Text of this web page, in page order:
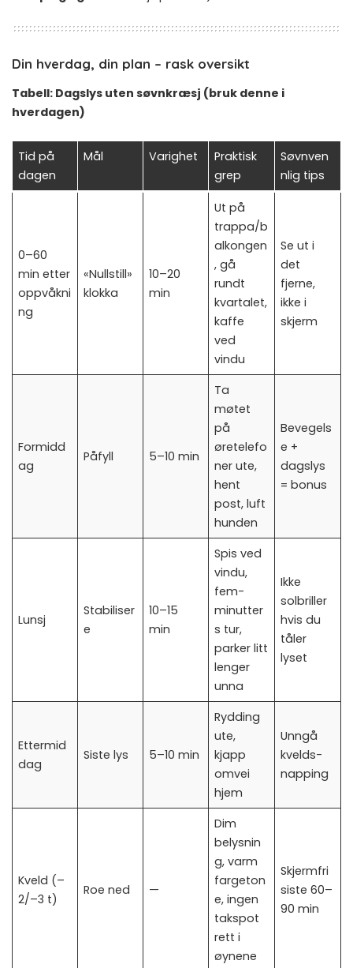
Din hverdag, din plan – rask oversikt
Tabell: Dagslys uten søvnkræsj (bruk denne i
hverdagen)
Tid på
dagen
Mål Varighet
Praktisk
grep
Søvnven
nlig tips
0–60
min etter
oppvåkni
ng
«Nullstill»
klokka
10–20
min
Ut på
trappa/b
alkongen
, gå
rundt
kvartalet,
kaffe
ved
vindu
Se ut i
det
fjerne,
ikke i
skjerm
Formidd
ag
Påfyll 5–10 min
Ta
møtet
på
øretelefo
ner ute,
hent
post, luft
hunden
Bevegels
e +
dagslys
= bonus
Lunsj
Stabiliser
e
10–15
min
Spis ved
vindu,
fem-
minutter
s tur,
parker litt
lenger
unna
Ikke
solbriller
hvis du
tåler
lyset
Ettermid
dag
Siste lys 5–10 min
Rydding
ute,
kjapp
omvei
hjem
Unngå
kvelds-
napping
Kveld (–
2/–3 t)
Roe ned —
Dim
belysnin
g, varm
fargeton
e, ingen
takspot
rett i
øynene
Skjermfri
siste 60–
90 min